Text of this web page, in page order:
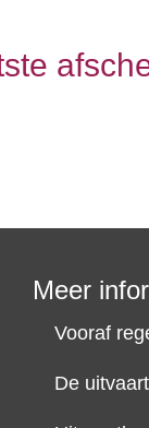
Meer
Vooraf
De uitvaart